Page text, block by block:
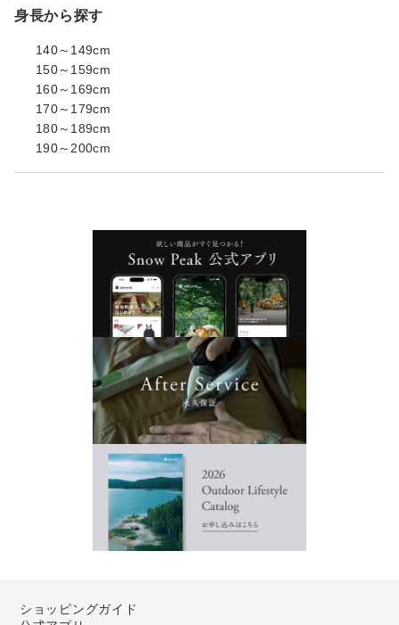
身長から探す
140～149cm
150～159cm
160～169cm
170～179cm
180～189cm
190～200cm
ショッピングガイド